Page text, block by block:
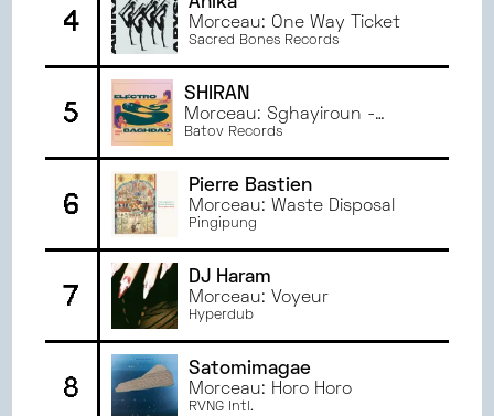
DÉCEMBRE2023
NOVEMBRE 2023
OCTOBRE2023
SEPTEMBRE
2023
JUIN2023
AVRIL2023
MARS2023
FÉVRIER2023
JANVIER2023
2022
2022
AVRIL2022
MARS2022
4 Morceau: One Way Ticket
Sacred Bones Records
5
SHIRAN
Morceau: Sghayiroun -
صغيرون
Batov Records
6
Pierre Bastien
Morceau: Waste Disposal
Pingipung
7
DJ Haram
Morceau: Voyeur
Hyperdub
8
Satomimagae
Morceau: Horo Horo
RVNG Intl.